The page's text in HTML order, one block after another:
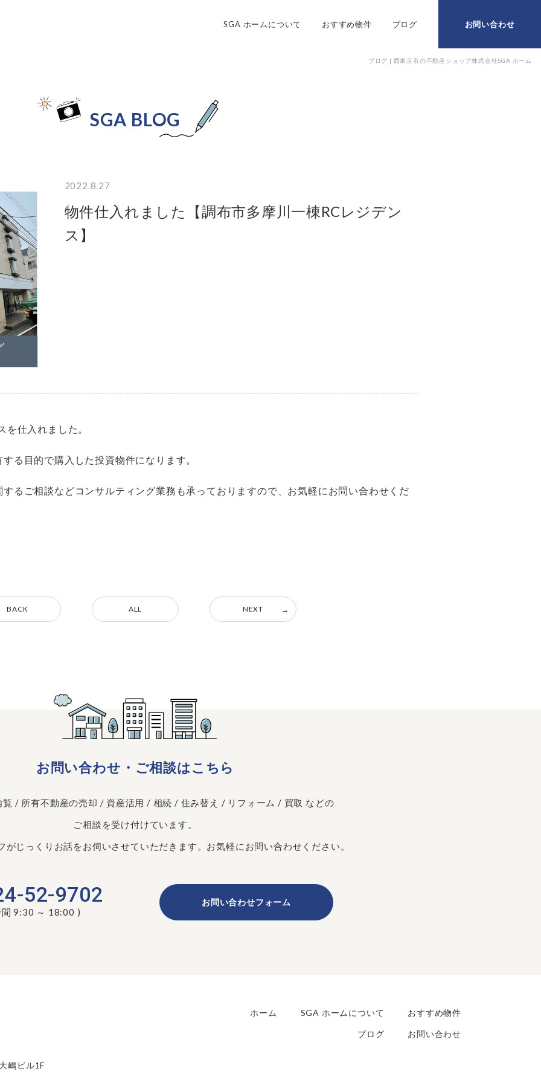
SGA ホームについて おすすめ物件 ブログ お問い合わせ
ブログ | 西東京市の不動産ショップ株式会社SGA ホーム
SGA BLOG
2022.8.27
物件仕入れました【調布市多摩川一棟RCレジデン
ス】
を仕入れました。
る目的で購入した投資物件になります。
るご相談などコンサルティング業務も承っておりますので、お気軽にお問い合わせくだ
BACK ALL NEXT
お問い合わせ ・ ご相談はこちら
覧 / 所有不動産の売却 / 資産活用 / 相続 / 住み替え / リフォーム / 買取 などの
ご相談を受け付けています。
がじっくりお話をお伺いさせていただきます。お気軽にお問い合わせください。
52-9702
間 9:30 ～ 18:00 )
お問い合わせフォーム
ホーム SGA ホームについて おすすめ物件
ブログ お問い合わせ
嶋ビル1F